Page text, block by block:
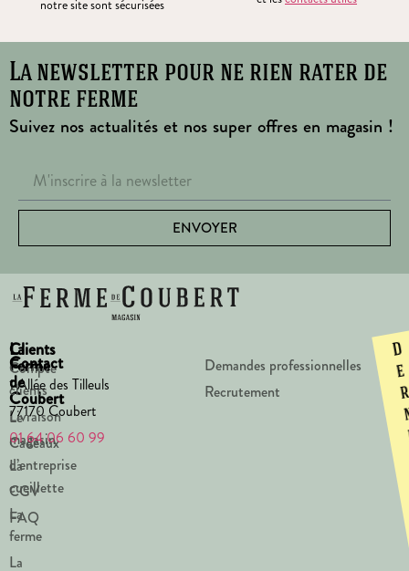
notre site sont sécurisées
La newsletter pour ne rien rater de
notre ferme
Suivez nos actualités et nos super offres en magasin !
ENVOYER
La
Ferme
de
Coubert
Le
magasin
La
cueillette
La
ferme
La
Clients
Compte
clients
Livraison
Cadeaux
d’entreprise
CGV
FAQ
Contact
1 Allée des Tilleuls
77170 Coubert
01 64 06 60 99
Demandes professionnelles
Recrutement
D
e